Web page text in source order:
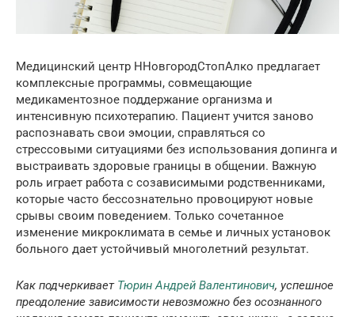
Медицинский центр ННовгородСтопАлко предлагает
комплексные программы, совмещающие
медикаментозное поддержание организма и
интенсивную психотерапию. Пациент учится заново
распознавать свои эмоции, справляться со
стрессовыми ситуациями без использования допинга и
выстраивать здоровые границы в общении. Важную
роль играет работа с созависимыми родственниками,
которые часто бессознательно провоцируют новые
срывы своим поведением. Только сочетанное
изменение микроклимата в семье и личных установок
больного дает устойчивый многолетний результат.
Как подчеркивает Тюрин Андрей Валентинович, успешное
преодоление зависимости невозможно без осознанного